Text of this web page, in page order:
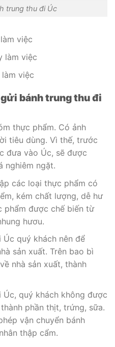
trung thu đi Úc
việc
làm việc
việc
bánh trung thu đi
thực phẩm. Có ảnh
tiêu dùng. Vì thế, trước
đưa vào Úc, sẽ được
nghiêm ngặt.
các loại thực phẩm có
kém chất lượng, dễ hư
phẩm được chế biến từ
hươu.
quý khách nên để
sản xuất. Trên bao bì
nhà sản xuất, thành
quý khách không được
phần thịt, trứng, sữa.
vận chuyển bánh
thập cẩm.